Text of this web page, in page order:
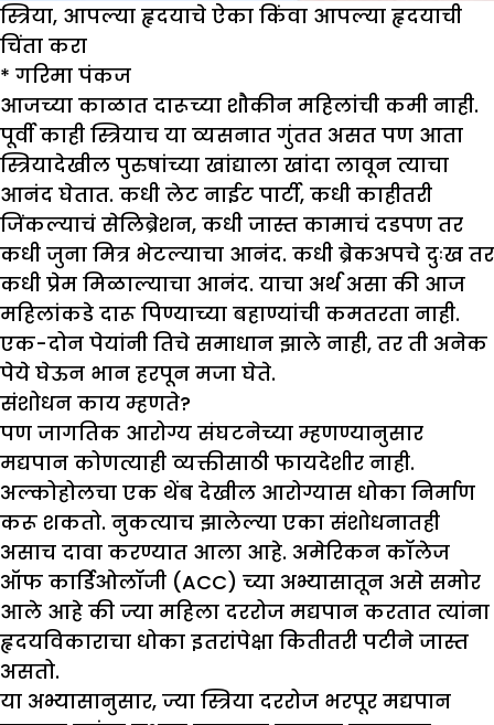
स्त्रिया, आपल्या हृदयाचे ऐका किंवा आपल्या हृदयाची
चिंता करा
* गरिमा पंकज
आजच्या काळात दारूच्या शौकीन महिलांची कमी नाही.
पूर्वी काही स्त्रियाच या व्यसनात गुंतत असत पण आता
स्त्रियादेखील पुरुषांच्या खांद्याला खांदा लावून त्याचा
आनंद घेतात. कधी लेट नाईट पार्टी, कधी काहीतरी
जिंकल्याचं सेलिब्रेशन, कधी जास्त कामाचं दडपण तर
कधी जुना मित्र भेटल्याचा आनंद. कधी ब्रेकअपचे दुःख तर
कधी प्रेम मिळाल्याचा आनंद. याचा अर्थ असा की आज
महिलांकडे दारू पिण्याच्या बहाण्यांची कमतरता नाही.
एक-दोन पेयांनी तिचे समाधान झाले नाही, तर ती अनेक
पेये घेऊन भान हरपून मजा घेते.
संशोधन काय म्हणते?
पण जागतिक आरोग्य संघटनेच्या म्हणण्यानुसार
मद्यपान कोणत्याही व्यक्तीसाठी फायदेशीर नाही.
अल्कोहोलचा एक थेंब देखील आरोग्यास धोका निर्माण
करू शकतो. नुकत्याच झालेल्या एका संशोधनातही
असाच दावा करण्यात आला आहे. अमेरिकन कॉलेज
ऑफ कार्डिओलॉजी (ACC) च्या अभ्यासातून असे समोर
आले आहे की ज्या महिला दररोज मद्यपान करतात त्यांना
हृदयविकाराचा धोका इतरांपेक्षा कितीतरी पटीने जास्त
असतो.
या अभ्यासानुसार, ज्या स्त्रिया दररोज भरपूर मद्यपान